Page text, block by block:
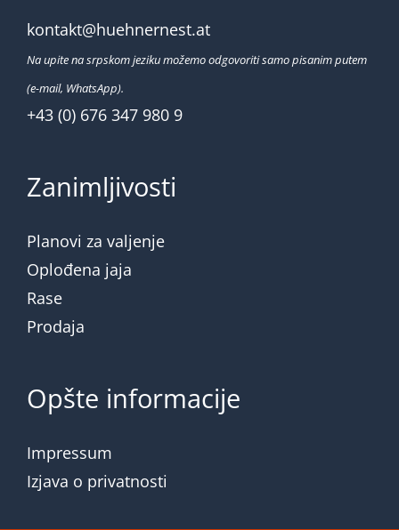
kontakt@huehnernest.at
Na upite na srpskom jeziku možemo odgovoriti samo pisanim putem
(e-mail, WhatsApp).
+43 (0) 676 347 980 9
Zanimljivosti
Planovi za valjenje
Oplođena jaja
Rase
Prodaja
Opšte informacije
Impressum
Izjava o privatnosti